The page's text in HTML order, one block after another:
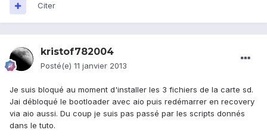
Citer
kristof782004
Posté(e) 11 janvier 2013
Je suis bloqué au moment d'installer les 3 fichiers de la carte sd.
Jai débloqué le bootloader avec aio puis redémarrer en recovery
via aio aussi. Du coup je suis pas passé par les scripts donnés
dans le tuto.